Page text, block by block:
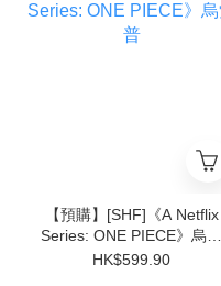
【預購】[SHF]《A Netflix
Series: ONE PIECE》烏索
普
HK$599.90